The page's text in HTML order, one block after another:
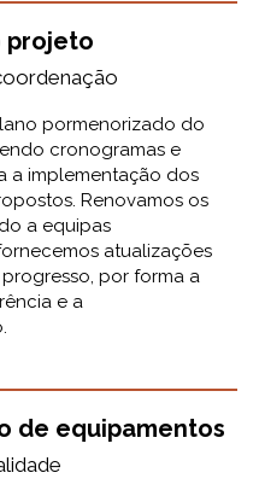
projeto
pormenorizado do
cronogramas e
a implementação dos
Renovamos os
a equipas
atualizações
por forma a
e a
de equipamentos